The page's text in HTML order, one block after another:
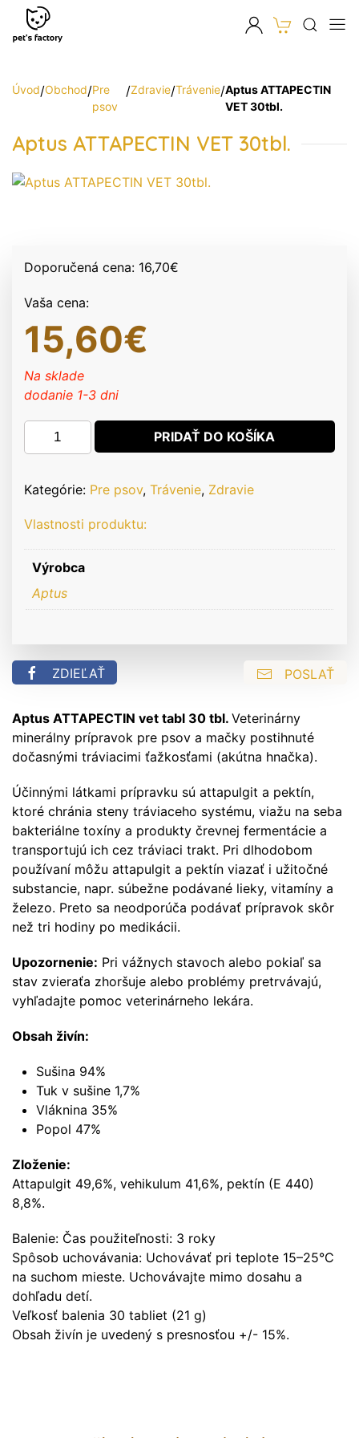
Úvod/Obchod/Pre
psov
/Zdravie/Trávenie/Aptus ATTAPECTIN
VET 30tbl.
Aptus ATTAPECTIN VET 30tbl.
Doporučená cena: 16,70€
Vaša cena:
15,60€
Na sklade
dodanie 1-3 dni
množstvo
Aptus
VET
PRIDAŤ DO KOŠÍKA
Kategórie: Pre psov, Trávenie, Zdravie
Vlastnosti produktu:
Výrobca
Aptus
ZDIEĽAŤ POSLAŤ
Aptus ATTAPECTIN vet tabl 30 tbl. Veterinárny
minerálny prípravok pre psov a mačky postihnuté
dočasnými tráviacimi ťažkosťami (akútna hnačka).
Účinnými látkami prípravku sú attapulgit a pektín,
ktoré chránia steny tráviaceho systému, viažu na seba
bakteriálne toxíny a produkty črevnej fermentácie a
transportujú ich cez tráviaci trakt. Pri dlhodobom
používaní môžu attapulgit a pektín viazať i užitočné
substancie, napr. súbežne podávané lieky, vitamíny a
železo. Preto sa neodporúča podávať prípravok skôr
než tri hodiny po medikácii.
Upozornenie: Pri vážnych stavoch alebo pokiaľ sa
stav zvieraťa zhoršuje alebo problémy pretrvávajú,
vyhľadajte pomoc veterinárneho lekára.
Obsah živín:
Sušina 94%
Tuk v sušine 1,7%
Vláknina 35%
Popol 47%
Zloženie:
Attapulgit 49,6%, vehikulum 41,6%, pektín (E 440)
8,8%.
Balenie: Čas použiteľnosti: 3 roky
Spôsob uchovávania: Uchovávať pri teplote 15–25°C
na suchom mieste. Uchovávajte mimo dosahu a
dohľadu detí.
Veľkosť balenia 30 tabliet (21 g)
Obsah živín je uvedený s presnosťou +/- 15%.